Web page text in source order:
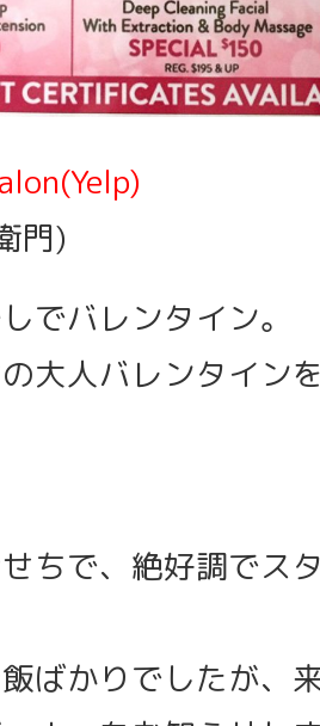
門)
でバレンタイン。
大人バレンタイン
ちで、絶好調でス
ばかりでしたが、